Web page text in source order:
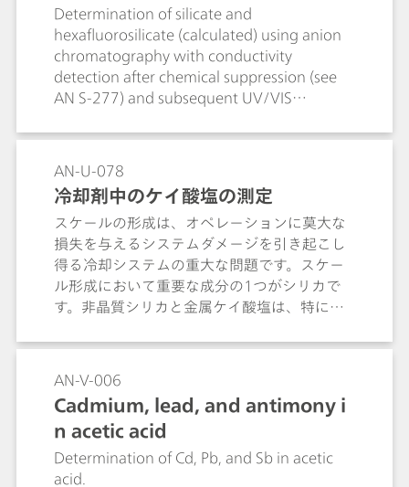
Determination of silicate and
hexafluorosilicate (calculated) using anion
chromatography with conductivity
detection after chemical suppression (see
AN S-277) and subsequent UV/VIS
Hexafluorosilicate is hydrolyzed into
concentrations may be used for the
calculation of the SiF62- concentration.
AN-U-078
冷却剤中のケイ酸塩の測定
スケールの形成は、オペレーションに莫大な
損失を与えるシステムダメージを引き起こし
得る冷却システムの重大な問題です。スケー
ル形成において重要な成分の1つがシリカで
す。非晶質シリカと金属ケイ酸塩は、特にス
ゆえ、冷却剤中のシリカの濃度を知ることは
ンクロマトグラフィーにより、遊離ケイ酸塩
量および総ケイ酸塩量の両方を測定すること
ができます。超純水でのサンプルの希釈、な
らびに直接注入により、遊離ケイ酸塩の濃度
が導き出されます。総ケイ酸塩量は、アルカ
AN-V-006
Cadmium, lead, and antimony i
n acetic acid
Determination of Cd, Pb, and Sb in acetic
acid.